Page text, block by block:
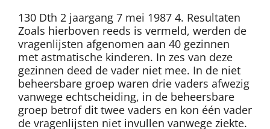
130 Dth 2 jaargang 7 mei 1987 4. Resultaten
Zoals hierboven reeds is vermeld, werden de
vragenlijsten afgenomen aan 40 gezinnen
met astmatische kinderen. In zes van deze
gezinnen deed de vader niet mee. In de niet
beheersbare groep waren drie vaders afwezig
vanwege echtscheiding, in de beheersbare
groep betrof dit twee vaders en kon één vader
de vragenlijsten niet invullen vanwege ziekte.